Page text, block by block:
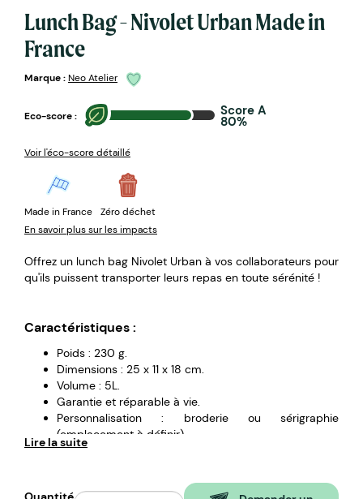
Lunch Bag - Nivolet Urban Made in
France
Marque :Neo Atelier
Eco-score : Score A
80%
Voir l'éco-score détaillé
Made in France
Zéro déchet
En savoir plus sur les impacts
Offrez un lunch bag Nivolet Urban à vos collaborateurs pour
qu'ils puissent transporter leurs repas en toute sérénité !
Caractéristiques :
Poids : 230 g.
Dimensions : 25 x 11 x 18 cm.
Volume : 5L.
Garantie et réparable à vie.
Personnalisation : broderie ou sérigraphie
(emplacement à définir).
Lire la suite